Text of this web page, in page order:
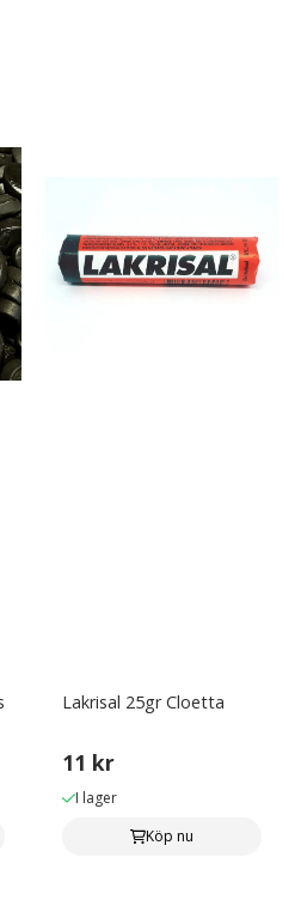
Lakrisal 25gr Cloetta
11 kr
I lager
Köp nu